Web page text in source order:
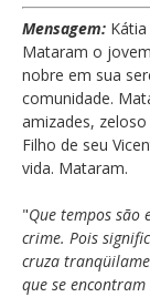
Mensagem:
Mataram o
nobre em sua
comunidade.
amizades,
Filho de seu
vida. Mataram.
"Que tempos são
crime. Pois
cruza
que se encontram